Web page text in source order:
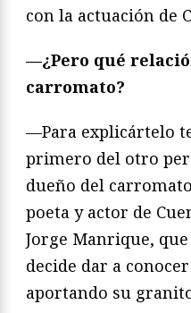
con la actuación de
—¿Pero qué
carromato?
—Para explicártelo
primero del otro
dueño del
poeta y actor de
Jorge Manrique,
decide dar a
aportando su